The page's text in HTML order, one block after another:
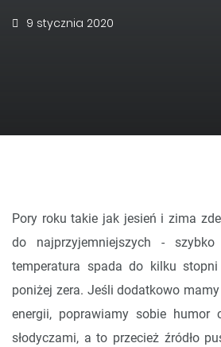
9 stycznia 2020
Pory roku takie jak jesień i zima
do najprzyjemniejszych -
temperatura spada do kilku
poniżej zera. Jeśli dodatkowo
energii, poprawiamy sobie humor
słodyczami, a to przecież źródło